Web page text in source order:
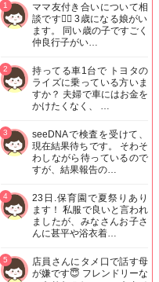
ママ友付き合いについて相
談です🙇‍♂️ 3歳になる娘がい
ます。 同い歳の子ですごく
仲良行子がい…
1
持ってる車1台で トヨタの
ライズに乗っている方いま
すか？ 夫婦で車にはお金を
かけたくなく、 …
2
seeDNAで検査を受けて、
現在結果待ちです。 そわそ
わしながら待っているので
すが、結果報告の…
3
23日.保育園で夏祭りあり
ます！ 私服で良いと言われ
ましたが、みなさんお子さ
んに甚平や浴衣着…
4
店員さんにタメ口で話す母
が嫌です😇 フレンドリーな
5